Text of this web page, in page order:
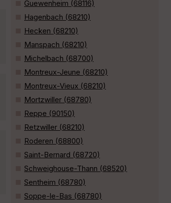
Guewenheim (68116)
Hagenbach (68210)
Hecken (68210)
Manspach (68210)
Michelbach (68700)
Montreux-Jeune (68210)
Montreux-Vieux (68210)
Mortzwiller (68780)
Reppe (90150)
Retzwiller (68210)
Roderen (68800)
Saint-Bernard (68720)
Schweighouse-Thann (68520)
Sentheim (68780)
Soppe-le-Bas (68780)